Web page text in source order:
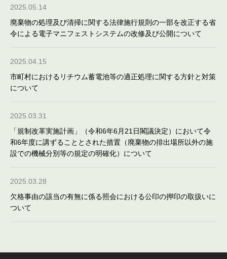
2025.05.14
廃棄物の処理及び清掃に関する法律施行規則の一部を改正する省
令による電子マニフェストシステムの改修及び公開について
2025.04.15
市町村におけるリチウム蓄電池等の適正処理に関する方針と対策
について
2025.03.31
「規制改革実施計画」（令和6年6月21日閣議決定）において令
和6年度に講ずることとされた措置（廃棄物の排出場所以外の施
設での機械分別等の規定の明確化）について
2025.03.28
欠格事由の該当の有無に係る照会における公印の押印の取扱いに
ついて